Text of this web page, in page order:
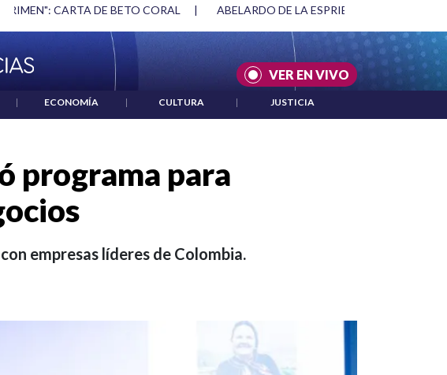
ABELARDO DE LA ESPRIELLA Y DMG | ACUERDOS ENTRE ESTADOS UNIDOS E
VER EN VIVO
| ECONOMÍA | CULTURA | JUSTICIA
programa para
empresas líderes de Colombia.